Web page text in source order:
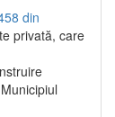
din
privată, care